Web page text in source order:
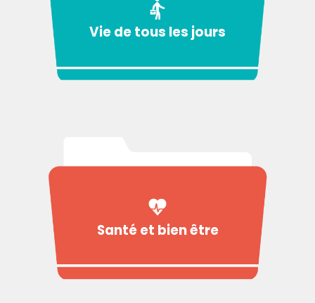
Vie de tous les jours
Santé et bien être